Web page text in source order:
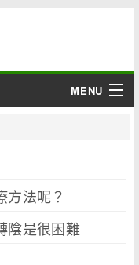
MENU
方法呢？
陰是很困難